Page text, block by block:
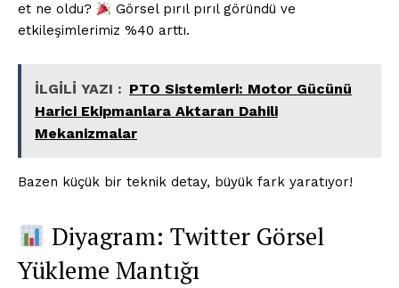
et ne oldu?
Görsel pırıl pırıl göründü ve
etkileşimlerimiz %40 arttı.
İLGİLİ YAZI : PTO Sistemleri: Motor Gücünü
Harici Ekipmanlara Aktaran Dahili
Mekanizmalar
Bazen küçük bir teknik detay, büyük fark yaratıyor!
Diyagram: Twitter Görsel
Yükleme Mantığı